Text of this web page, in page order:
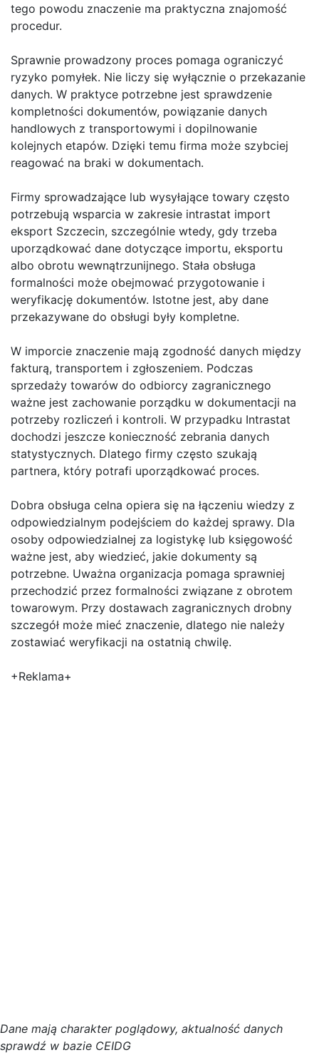
tego powodu znaczenie ma praktyczna znajomość
procedur.
Sprawnie prowadzony proces pomaga ograniczyć
ryzyko pomyłek. Nie liczy się wyłącznie o przekazanie
danych. W praktyce potrzebne jest sprawdzenie
kompletności dokumentów, powiązanie danych
handlowych z transportowymi i dopilnowanie
kolejnych etapów. Dzięki temu firma może szybciej
reagować na braki w dokumentach.
Firmy sprowadzające lub wysyłające towary często
potrzebują wsparcia w zakresie intrastat import
eksport Szczecin, szczególnie wtedy, gdy trzeba
uporządkować dane dotyczące importu, eksportu
albo obrotu wewnątrzunijnego. Stała obsługa
formalności może obejmować przygotowanie i
weryfikację dokumentów. Istotne jest, aby dane
przekazywane do obsługi były kompletne.
W imporcie znaczenie mają zgodność danych między
fakturą, transportem i zgłoszeniem. Podczas
sprzedaży towarów do odbiorcy zagranicznego
ważne jest zachowanie porządku w dokumentacji na
potrzeby rozliczeń i kontroli. W przypadku Intrastat
dochodzi jeszcze konieczność zebrania danych
statystycznych. Dlatego firmy często szukają
partnera, który potrafi uporządkować proces.
Dobra obsługa celna opiera się na łączeniu wiedzy z
odpowiedzialnym podejściem do każdej sprawy. Dla
osoby odpowiedzialnej za logistykę lub księgowość
ważne jest, aby wiedzieć, jakie dokumenty są
potrzebne. Uważna organizacja pomaga sprawniej
przechodzić przez formalności związane z obrotem
towarowym. Przy dostawach zagranicznych drobny
szczegół może mieć znaczenie, dlatego nie należy
zostawiać weryfikacji na ostatnią chwilę.
+Reklama+
Dane mają charakter poglądowy, aktualność danych
sprawdź w bazie CEIDG